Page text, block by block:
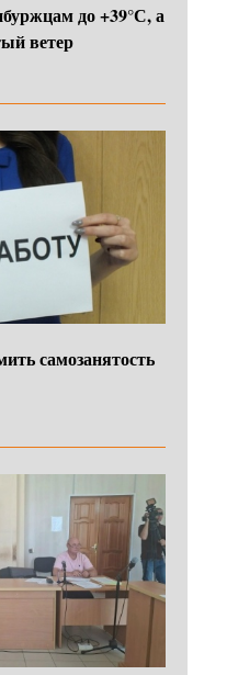
до +39°С, а
ветер
самозанятость